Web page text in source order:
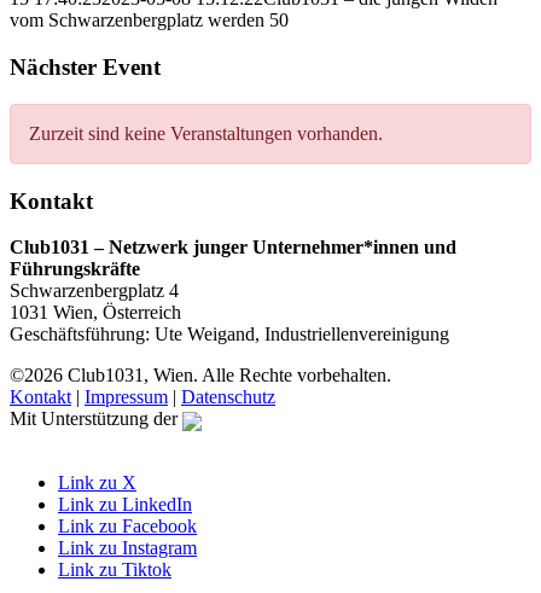
vom Schwarzenbergplatz werden 50
Nächster Event
Zurzeit sind keine Veranstaltungen vorhanden.
Kontakt
Club1031 – Netzwerk junger Unternehmer*innen und
Führungskräfte
Schwarzenbergplatz 4
1031 Wien, Österreich
Geschäftsführung: Ute Weigand, Industriellenvereinigung
©2026 Club1031, Wien. Alle Rechte vorbehalten.
Kontakt | Impressum | Datenschutz
Mit Unterstützung der
Link zu X
Link zu LinkedIn
Link zu Facebook
Link zu Instagram
Link zu Tiktok